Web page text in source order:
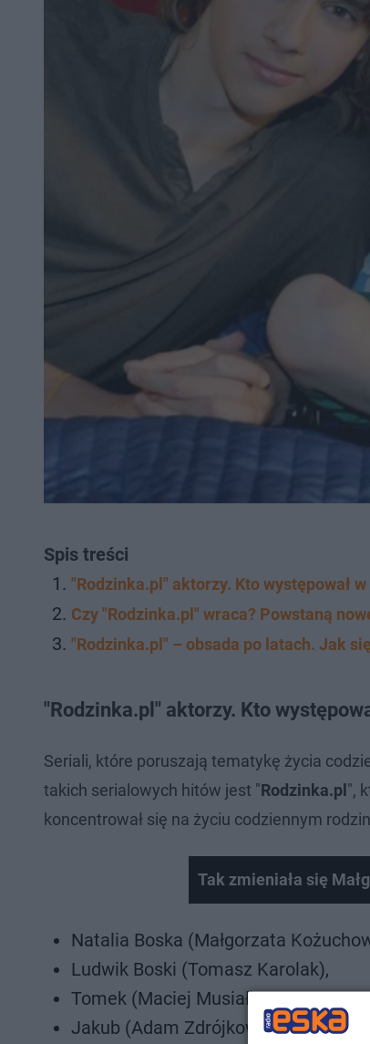
Spis treści
"Rodzinka.pl" aktorzy. Kto występował
Czy "Rodzinka.pl" wraca? Powstaną
"Rodzinka.pl" – obsada po latach. Jak
"Rodzinka.pl" aktorzy. Kto
Seriali, które poruszają tematykę życia
takich serialowych hitów jest "Rodzinka.pl",
koncentrował się na życiu codziennym
Tak zmieniała się
Natalia Boska (Małgorzata
Ludwik Boski (Tomasz Karolak),
Tomek (Maciej Musiał),
Jakub (Adam Zdrójkowski),